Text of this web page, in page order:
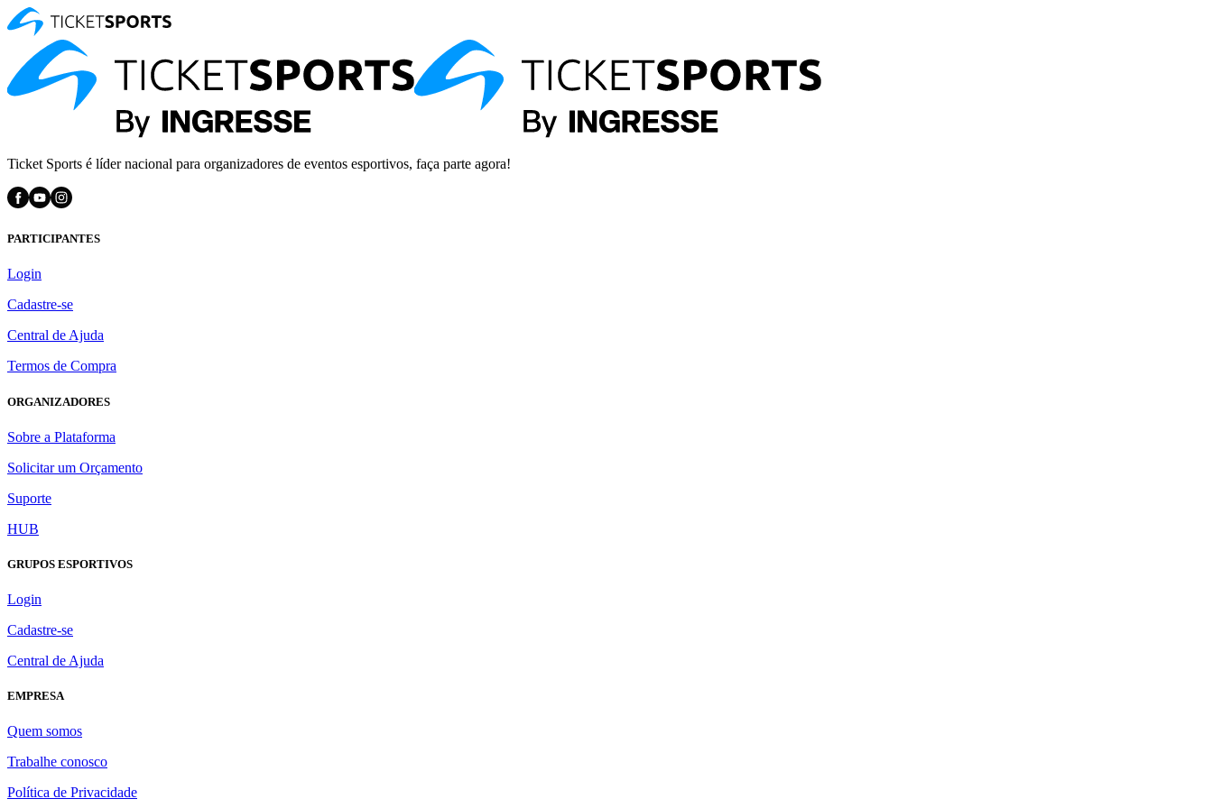
Ticket Sports é líder nacional para organizadores de eventos esportivos, faça parte agora!
PARTICIPANTES
Login
Cadastre-se
Central de Ajuda
Termos de Compra
ORGANIZADORES
Sobre a Plataforma
Solicitar um Orçamento
Suporte
HUB
GRUPOS ESPORTIVOS
Login
Cadastre-se
Central de Ajuda
EMPRESA
Quem somos
Trabalhe conosco
Política de Privacidade